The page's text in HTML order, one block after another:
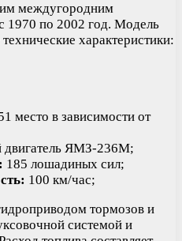
междугородним
1970 по 2002 год. Модель
характеристики:
место в зависимости от
двигатель ЯМЗ-236М;
185 лошадиных сил;
100 км/час;
тормозов и
системой и